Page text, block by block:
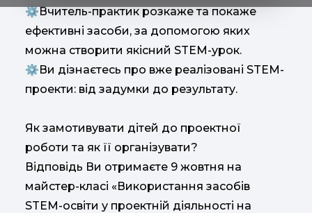
⚙️Вчитель-практик розкаже та покаже
ефективні засоби, за допомогою яких
можна створити якісний STEM-урок.
⚙️Ви дізнаєтесь про вже реалізовані STEM-
проекти: від задумки до результату.
Як замотивувати дітей до проектної
роботи та як її організувати?
Відповідь Ви отримаєте 9 жовтня на
майстер-класі «Використання засобів
STEM-освіти у проектній діяльності на